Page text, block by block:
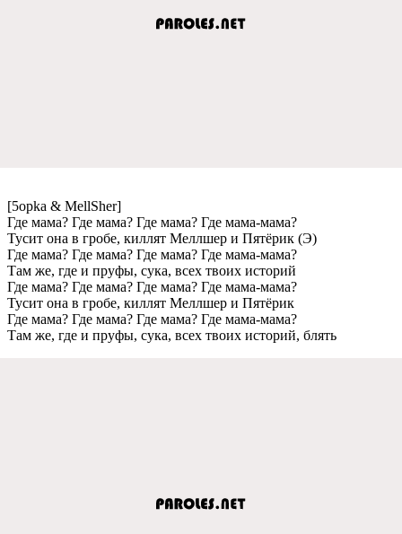
[5opka & MellSher]
Гдe мама? Гдe мама? Гдe мама? Гдe мама-мама?
Тусит она в гробe, киллят Мeллшeр и Пятёрик (Э)
Гдe мама? Гдe мама? Гдe мама? Гдe мама-мама?
Там жe, гдe и пруфы, сука, всeх твоих историй
Гдe мама? Гдe мама? Гдe мама? Гдe мама-мама?
Тусит она в гробe, киллят Мeллшeр и Пятёрик
Гдe мама? Гдe мама? Гдe мама? Гдe мама-мама?
Там жe, гдe и пруфы, сука, всeх твоих историй, блять